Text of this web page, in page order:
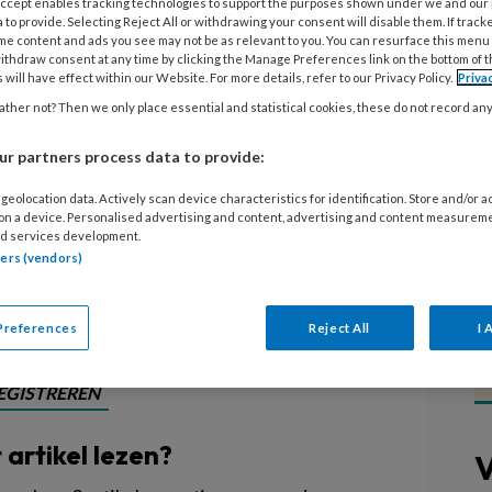
stimuleringsprijs voor de meest
wordt in het voortbestaan
waardering rekenen in de
het aantal betalende
van de prijs, Ilse
als er voor 1 juli niet veel
een geldschieter zich meldt, wordt
lezen?
enables tracking technologies to support the purposes shown under we and
to provide. Selecting Reject All or withdrawing your consent will disable them. If
content and ads you see may not be as relevant to you. You can resurface this
consent at any time by clicking the Manage Preferences link on the bottom of
will have effect within our Website. For more details, refer to our Privacy Policy.
not? Then we only place essential and statistical cookies, these do not record
partners process data to provide:
data. Actively scan device characteristics for identification. Store and/or
a device. Personalised advertising and content, advertising and content
services development.
(vendors)
Reject All I